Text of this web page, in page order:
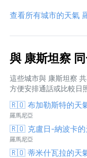
查看所有城市的天氣
與 康斯坦察
這些城市與 康斯坦察
方便安排通話或比較日
🇷🇴 布加勒斯特的天
羅馬尼亞
🇷🇴 克盧日-納波卡的
羅馬尼亞
🇷🇴 蒂米什瓦拉的天